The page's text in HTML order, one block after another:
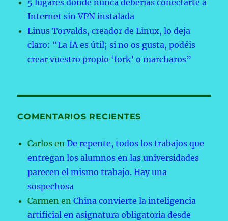
5 lugares donde nunca deberías conectarte a
Internet sin VPN instalada
Linus Torvalds, creador de Linux, lo deja
claro: “La IA es útil; si no os gusta, podéis
crear vuestro propio ‘fork’ o marcharos”
COMENTARIOS RECIENTES
Carlos enDe repente, todos los trabajos que
entregan los alumnos en las universidades
parecen el mismo trabajo. Hay una
sospechosa
Carmen enChina convierte la inteligencia
artificial en asignatura obligatoria desde